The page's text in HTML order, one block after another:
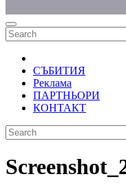
СЪБИТИЯ
Реклама
ПАРТНЬОРИ
КОНТАКТ